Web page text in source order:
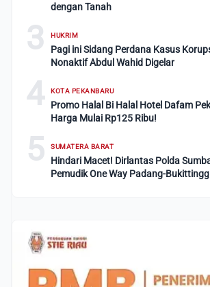
dengan Tanah
3 HUKRIM
Pagi ini Sidang Perdana Kasus
Nonaktif Abdul Wahid Digelar
4 KOTA PEKANBARU
Promo Halal Bi Halal Hotel Dafam
Harga Mulai Rp125 Ribu!
5 SUMATERA BARAT
Hindari Macet! Dirlantas Polda
Pemudik One Way Padang-